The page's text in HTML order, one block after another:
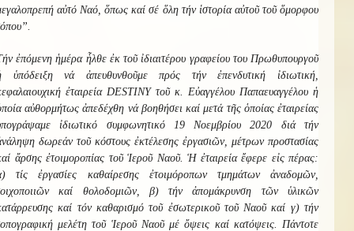
αὐτό Ναό, ὅπως καί σέ ὅλη τήν ἱστορία αὐτοῦ τοῦ ὅμορφου
ἐπόμενη ἡμέρα ἧλθε ἐκ τοῦ ἰδιαιτέρου γραφείου του Πρωθυπουργοῦ
ὑπόδειξη νά ἀπευθυνθοῦμε πρός τήν ἐπενδυτική ἰδιωτική,
ἐταιρεία DESTINY τοῦ κ. Εὐαγγέλου Παπαευαγγέλου ἡ
αὐθορμήτως ἀπεδέχθη νά βοηθήσει καί μετά τῆς ὁποίας ἐταιρείας
ἰδιωτικό συμφωνητικό 19 Νοεμβρίου 2020 διά τήν
δωρεάν τοῦ κόστους ἐκτέλεσης ἐργασιῶν, μέτρων προστασίας
ἄρσης ἐτοιμοροπίας τοῦ Ἱεροῦ Ναοῦ. Ἡ ἐταιρεία ἔφερε εἰς πέρας:
τίς ἐργασίες καθαίρεσης ἐτοιμόροπων τμημάτων ἀναδομῶν,
καί θολοδομιῶν, β) τήν ἀπομάκρυνση τῶν ὑλικῶν
καί τόν καθαρισμό τοῦ ἐσωτερικοῦ τοῦ Ναοῦ καί γ) τήν
μελέτη τοῦ Ἱεροῦ Ναοῦ μέ ὄψεις καί κατόψεις. Πάντοτε